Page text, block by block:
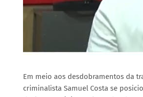
Em meio aos desdobramentos da
criminalista Samuel Costa se